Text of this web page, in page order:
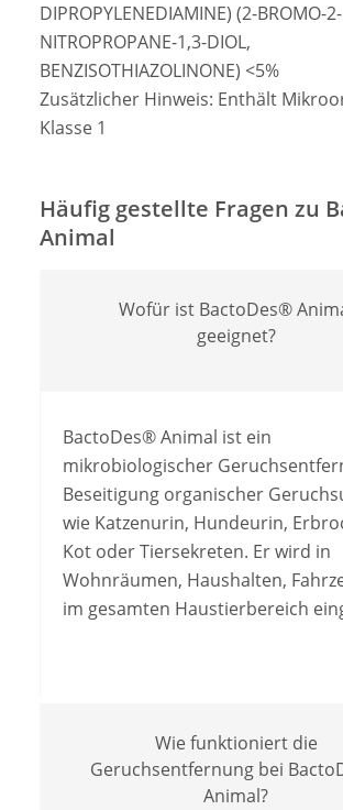
DIPROPYLENEDIAMINE) (2-BROMO-2-
NITROPROPANE-1,3-DIOL,
BENZISOTHIAZOLINONE) <5%
Zusätzlicher Hinweis: Enthält
Klasse 1
Häufig gestellte Fragen zu
Animal
Wofür ist BactoDes®
geeignet?
BactoDes® Animal ist ein
mikrobiologischer
Beseitigung organischer
wie Katzenurin, Hundeurin,
Kot oder Tiersekreten. Er wird in
Wohnräumen, Haushalten,
im gesamten Haustierbereich
Wie funktioniert die
Geruchsentfernung bei
Animal?